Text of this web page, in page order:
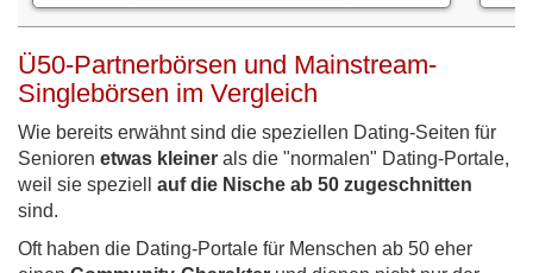
Ü50-Partnerbörsen und Mainstream-
Singlebörsen im Vergleich
Wie bereits erwähnt sind die speziellen Dating-Seiten für
Senioren etwas kleiner als die "normalen" Dating-Portale,
weil sie speziell auf die Nische ab 50 zugeschnitten
sind.
Oft haben die Dating-Portale für Menschen ab 50 eher